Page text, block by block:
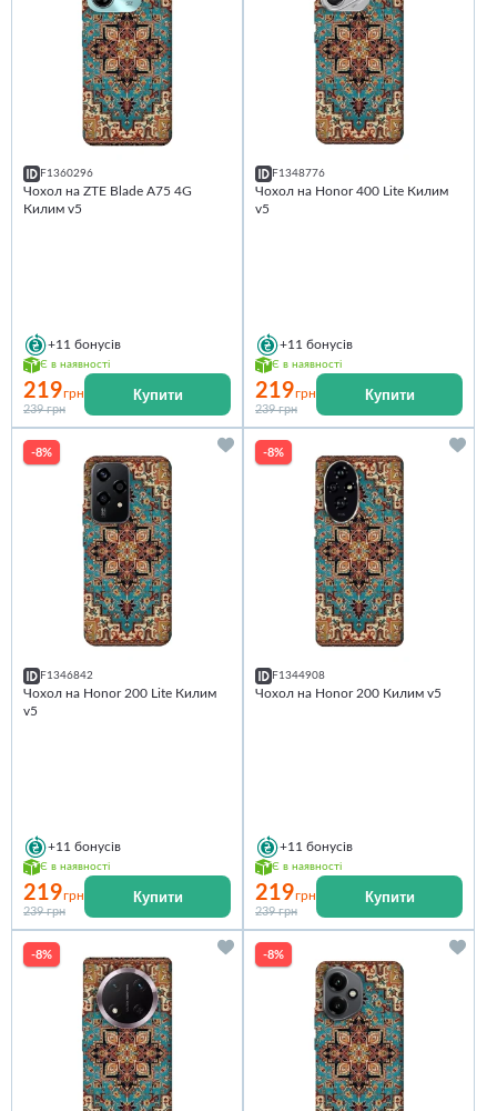
F1360296
Чохол на ZTE Blade A75 4G
Килим v5
+11 бонусів
Є в наявності
219грн
239 грн
Купити
F1348776
Чохол на Honor 400 Lite Килим
v5
+11 бонусів
Є в наявності
219грн
239 грн
Купити
-8%
F1346842
Чохол на Honor 200 Lite Килим
v5
+11 бонусів
Є в наявності
219грн
239 грн
Купити
-8%
F1344908
Чохол на Honor 200 Килим v5
+11 бонусів
Є в наявності
219грн
239 грн
Купити
-8% -8%